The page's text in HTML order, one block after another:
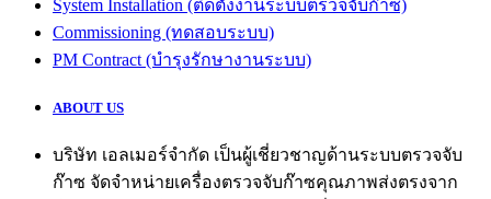
System Installation (ติดตั้งงานระบบตรวจจับก๊าซ)
Commissioning (ทดสอบระบบ)
PM Contract (บำรุงรักษางานระบบ)
ABOUT US
บริษัท เอลเมอร์จำกัด เป็นผู้เชี่ยวชาญด้านระบบตรวจจับ
ก๊าซ จัดจำหน่ายเครื่องตรวจจับก๊าซคุณภาพส่งตรงจาก